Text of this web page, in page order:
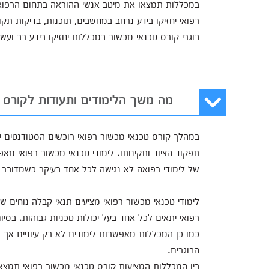
במכללות תמצאו את מיטב אנשי ההוראה בתחום
רפואי יחזיקו בידע נרחב במחשבים, תוכנות, בדיקות
בוגרי קורס טכנאי מכשור במכללות יחזיקו בידע רב
מה משך הלימודים ותעודות
במהלך קורס טכנאי מכשור רפואי רוכשים
תפקוד הציוד ותקינותו. לימודי טכנאי מכשור
של לימודי רפואה לא נגישה לכל אחד בעיקר
לימודי טכנאי מכשור רפואי מציעים תנאי קבלה
רפואי יתאים לכל אחד בעל יכולות טכניות גבוהות.
כמו כן המכללות מאפשרות לימודים לא רק עיוניים
הבוגרים.
בין המכללות המציעות קורס טכנאי מכשור רפואי